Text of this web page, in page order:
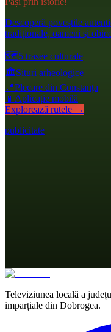
Descoperă poveștile
tradiționale, oameni și
🗺️5 trasee culturale
🏛️Situri arheologice
📍Plecare din Constanța
📱 Aplicație mobilă
Explorează rutele →
publicitate
Televiziunea locală a
imparțiale din Dobrogea.